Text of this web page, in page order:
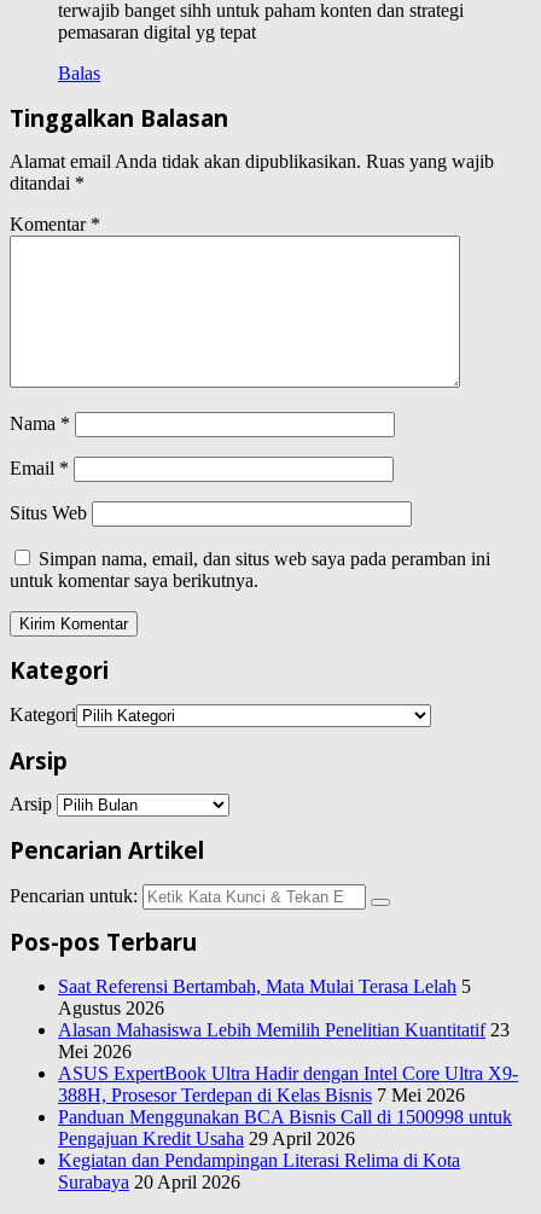
terwajib banget sihh untuk paham konten dan strategi
pemasaran digital yg tepat
Balas
Tinggalkan Balasan
Alamat email Anda tidak akan dipublikasikan. Ruas yang wajib
ditandai *
Komentar *
Nama *
Email *
Situs Web
Simpan nama, email, dan situs web saya pada peramban ini
untuk komentar saya berikutnya.
Kategori
Kategori
Arsip
Arsip
Pencarian Artikel
Pencarian untuk:
Pos-pos Terbaru
Saat Referensi Bertambah, Mata Mulai Terasa Lelah 5
Agustus 2026
Alasan Mahasiswa Lebih Memilih Penelitian Kuantitatif 23
Mei 2026
ASUS ExpertBook Ultra Hadir dengan Intel Core Ultra X9-
388H, Prosesor Terdepan di Kelas Bisnis 7 Mei 2026
Panduan Menggunakan BCA Bisnis Call di 1500998 untuk
Pengajuan Kredit Usaha 29 April 2026
Kegiatan dan Pendampingan Literasi Relima di Kota
Surabaya 20 April 2026